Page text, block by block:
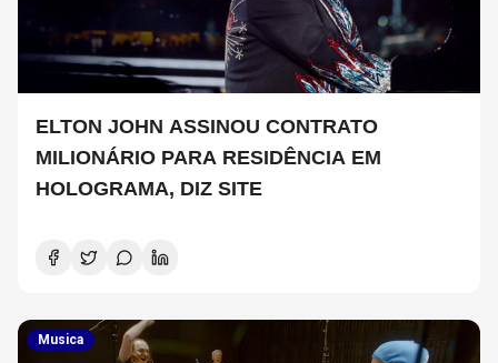
ELTON JOHN ASSINOU CONTRATO
MILIONÁRIO PARA RESIDÊNCIA EM
HOLOGRAMA, DIZ SITE
Musica